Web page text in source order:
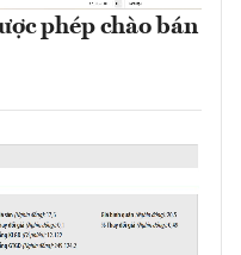
phép chào bán